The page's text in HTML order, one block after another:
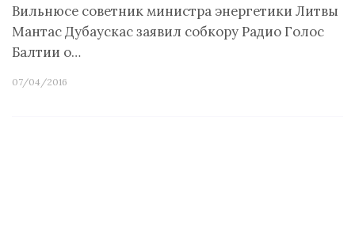
Вильнюсе советник министра энергетики Литвы
Мантас Дубаускас заявил собкору Радио Голос
Балтии о…
07/04/2016